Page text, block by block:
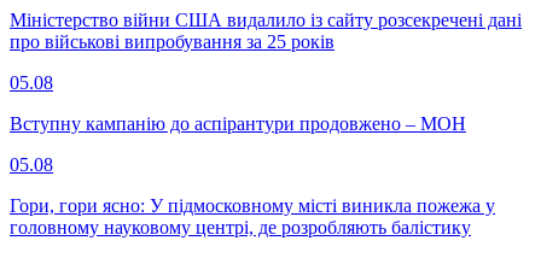
Міністерство війни США видалило із сайту розсекречені дані
про військові випробування за 25 років
05.08
Вступну кампанію до аспірантури продовжено – МОН
05.08
Гори, гори ясно: У підмосковному місті виникла пожежа у
головному науковому центрі, де розробляють балістику